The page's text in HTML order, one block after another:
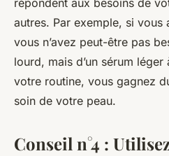
autres. Par exemple, si vous
vous n’avez peut-être pas
lourd, mais d’un sérum
votre routine, vous gagnez
soin de votre peau.
Conseil n°4 :